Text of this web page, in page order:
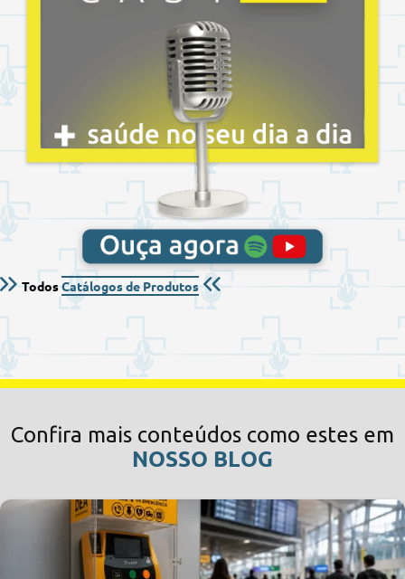
TodosCatálogos de Produtos
Confira mais conteúdos como estes em
NOSSO BLOG